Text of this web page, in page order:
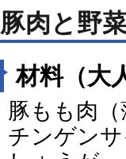
豚肉と野
材料（大
豚もも肉
チンゲ